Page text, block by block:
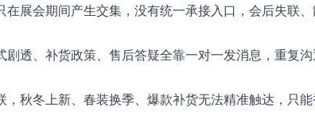
在展会期间产生交集，没有统一承接入口，会后失联
剧透、补货政策、售后答疑全靠一对一发消息，重复
，秋冬上新、春装换季、爆款补货无法精准触达，只